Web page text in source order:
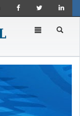
Toggle